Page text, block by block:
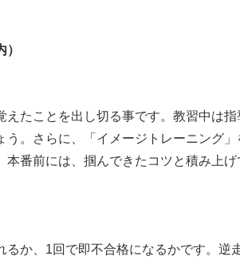
たことを出し切る事です。教習中は
。さらに、「イメージトレーニング
番前には、掴んできたコツと積み上
るか、1回で即不合格になるかです。逆